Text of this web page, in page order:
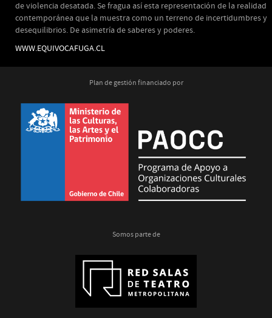
de violencia desatada. Se fragua así esta representación de la realidad
contemporánea que la muestra como un terreno de incertidumbres y
desequilibrios. De asimetría de saberes y poderes.
WWW.EQUIVOCAFUGA.CL
Plan de gestión financiado por
Somos parte de